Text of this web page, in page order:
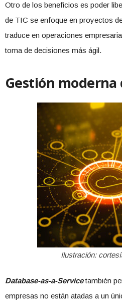
Otro de los beneficios es poder
de TIC se enfoque en proyectos
traduce en operaciones
toma de decisiones más ágil.
Gestión moderna
Ilustración:
Database-as-a-Servicetambién
empresas no están atadas a un